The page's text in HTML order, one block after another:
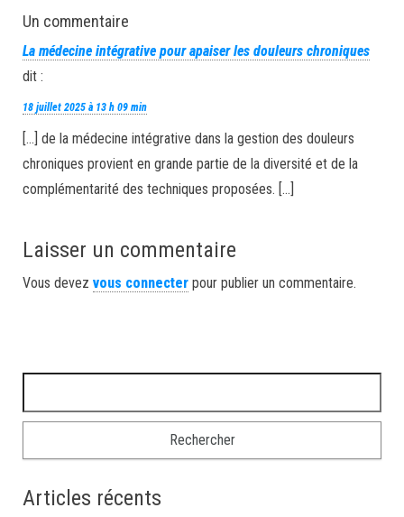
Un commentaire
La médecine intégrative pour apaiser les douleurs chroniques
dit :
18 juillet 2025 à 13 h 09 min
[…] de la médecine intégrative dans la gestion des douleurs
chroniques provient en grande partie de la diversité et de la
complémentarité des techniques proposées. […]
Laisser un commentaire
Vous devez vous connecter pour publier un commentaire.
Articles récents